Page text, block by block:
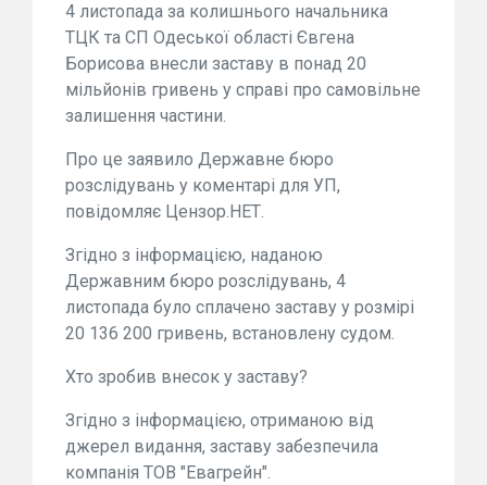
4 листопада за колишнього начальника
ТЦК та СП Одеської області Євгена
Борисова внесли заставу в понад 20
мільйонів гривень у справі про самовільне
залишення частини.
Про це заявило Державне бюро
розслідувань у коментарі для УП,
повідомляє Цензор.НЕТ.
Згідно з інформацією, наданою
Державним бюро розслідувань, 4
листопада було сплачено заставу у розмірі
20 136 200 гривень, встановлену судом.
Хто зробив внесок у заставу?
Згідно з інформацією, отриманою від
джерел видання, заставу забезпечила
компанія ТОВ "Евагрейн".